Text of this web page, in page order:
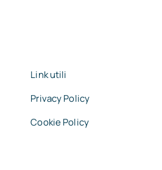
Link utili
Privacy Policy
Cookie Policy